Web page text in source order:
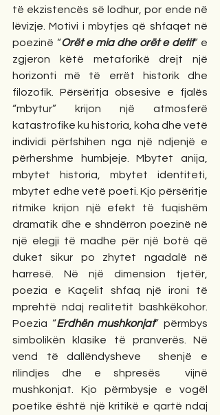
të ekzistencës së lodhur, por ende në
lëvizje. Motivi i mbytjes që shfaqet në
poezinë “Orët e mia dhe orët e detit” e
zgjeron këtë metaforikë drejt një
horizonti më të errët historik dhe
filozofik. Përsëritja obsesive e fjalës
“mbytur” krijon një atmosferë
katastrofike ku historia, koha dhe vetë
individi përfshihen nga një ndjenjë e
përhershme humbjeje. Mbytet anija,
mbytet historia, mbytet identiteti,
mbytet edhe vetë poeti. Kjo përsëritje
ritmike krijon një efekt të fuqishëm
dramatik dhe e shndërron poezinë në
një elegji të madhe për një botë që
duket sikur po zhytet ngadalë në
harresë. Në një dimension tjetër,
poezia e Kaçelit shfaq një ironi të
mprehtë ndaj realitetit bashkëkohor.
Poezia “Erdhën mushkonjat” përmbys
simbolikën klasike të pranverës. Në
vend të dallëndysheve  shenjë e
rilindjes dhe e shpresës  vijnë
mushkonjat. Kjo përmbysje e vogël
poetike është një kritikë e qartë ndaj